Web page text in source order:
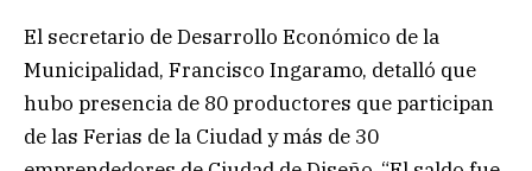
El secretario de Desarrollo Económico de la
Municipalidad, Francisco Ingaramo, detalló que
hubo presencia de 80 productores que participan
de las Ferias de la Ciudad y más de 30